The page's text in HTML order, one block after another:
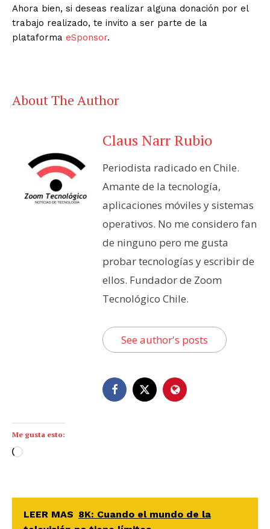
Ahora bien, si deseas realizar alguna donación por el
trabajo realizado, te invito a ser parte de la
plataforma eSponsor.
About The Author
Claus Narr Rubio
Periodista radicado en Chile.
Amante de la tecnología,
aplicaciones móviles y sistemas
operativos. No me considero fan
de ninguno pero me gusta
probar tecnologías y escribir de
ellos. Fundador de Zoom
Tecnológico Chile.
See author's posts
Me gusta esto:
C
g
a
n
LEER MAS 8K: Cuando el mundo de la